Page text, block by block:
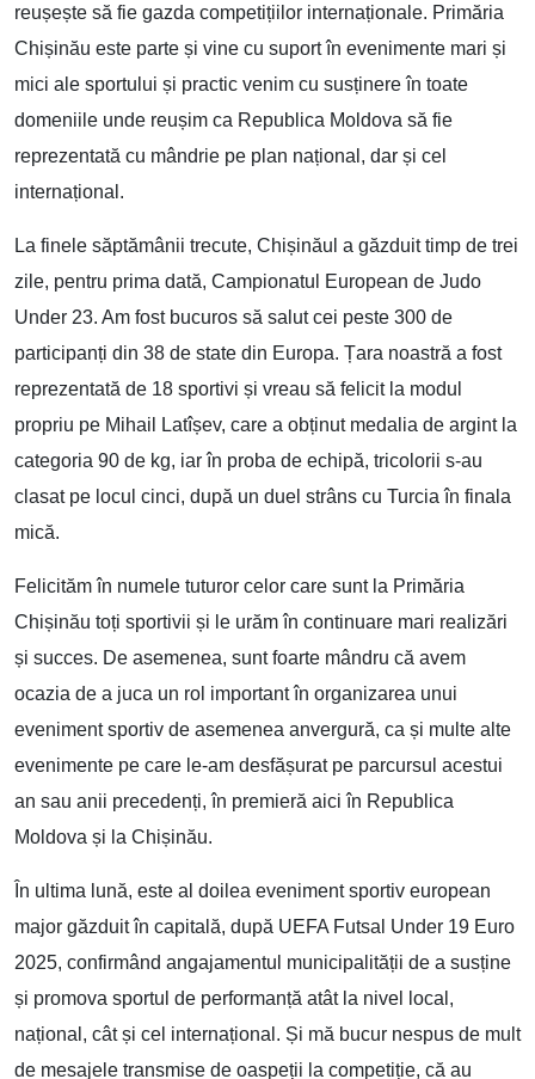
reușește să fie gazda competițiilor internaționale. Primăria
Chișinău este parte și vine cu suport în evenimente mari și
mici ale sportului și practic venim cu susținere în toate
domeniile unde reușim ca Republica Moldova să fie
reprezentată cu mândrie pe plan național, dar și cel
internațional.
La finele săptămânii trecute, Chișinăul a găzduit timp de trei
zile, pentru prima dată, Campionatul European de Judo
Under 23. Am fost bucuros să salut cei peste 300 de
participanți din 38 de state din Europa. Țara noastră a fost
reprezentată de 18 sportivi și vreau să felicit la modul
propriu pe Mihail Latîșev, care a obținut medalia de argint la
categoria 90 de kg, iar în proba de echipă, tricolorii s-au
clasat pe locul cinci, după un duel strâns cu Turcia în finala
mică.
Felicităm în numele tuturor celor care sunt la Primăria
Chișinău toți sportivii și le urăm în continuare mari realizări
și succes. De asemenea, sunt foarte mândru că avem
ocazia de a juca un rol important în organizarea unui
eveniment sportiv de asemenea anvergură, ca și multe alte
evenimente pe care le-am desfășurat pe parcursul acestui
an sau anii precedenți, în premieră aici în Republica
Moldova și la Chișinău.
În ultima lună, este al doilea eveniment sportiv european
major găzduit în capitală, după UEFA Futsal Under 19 Euro
2025, confirmând angajamentul municipalității de a susține
și promova sportul de performanță atât la nivel local,
național, cât și cel internațional. Și mă bucur nespus de mult
de mesajele transmise de oaspeții la competiție, că au